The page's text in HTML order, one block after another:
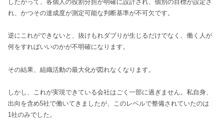
したがって、各個人の役割分担が明確に設計され、個別の目標が設定さ
れ、かつその達成度が測定可能な判断基準が不可欠です。
逆にこれができないと、抜けもれダブりが生じるだけでなく、働く人が
何をすればいいのかが不明確になります。
その結果、組織活動の最大化が図れなくなります。
しかし、これが実現できている会社はごく一部に過ぎません。私自身、
出向を含め5社で働いてきましたが、このレベルで整備されていたのは
1社のみでした。